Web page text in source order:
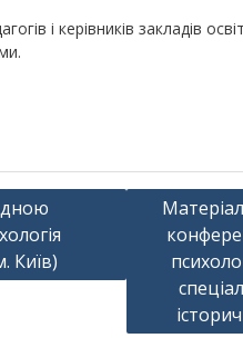
і керівників закладів
Київ)